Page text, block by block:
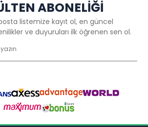
ABONELİĞİ
listemize kayıt ol, en güncel
ve duyuruları ilk öğrenen sen ol.